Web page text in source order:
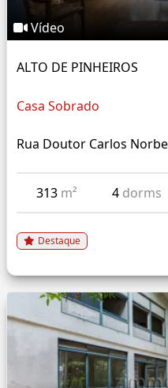
Vídeo
ALTO DE PINHEIROS
Casa Sobrado
Rua Doutor Carlos
313 m² 4 dorms
Destaque